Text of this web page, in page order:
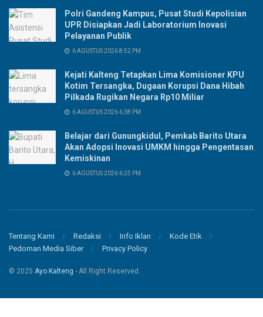
Polri Gandeng Kampus, Pusat Studi Kepolisian
UPR Disiapkan Jadi Laboratorium Inovasi
Pelayanan Publik
6 AGUSTUS 2026 8:52 PM
Kejati Kalteng Tetapkan Lima Komisioner KPU
Kotim Tersangka, Dugaan Korupsi Dana Hibah
Pilkada Rugikan Negara Rp10 Miliar
6 AGUSTUS 2026 6:38 PM
Belajar dari Gunungkidul, Pemkab Barito Utara
Akan Adopsi Inovasi UMKM hingga Pengentasan
Kemiskinan
6 AGUSTUS 2026 6:25 PM
Tentang Kami Redaksi Info Iklan
Kode Etik
Pedoman Media Siber
Privacy Policy
© 2025 Ayo Kalteng - All Right Reserved.